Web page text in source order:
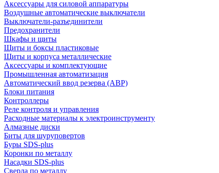
Аксессуары для силовой аппаратуры
Воздушные автоматические выключатели
Выключатели-разъединители
Предохранители
Шкафы и щиты
Щиты и боксы пластиковые
Щиты и корпуса металлические
Аксессуары и комплектующие
Промышленная автоматизация
Автоматический ввод резерва (АВР)
Блоки питания
Контроллеры
Реле контроля и управления
Расходные материалы к электроинструменту
Алмазные диски
Биты для шуруповертов
Буры SDS-plus
Коронки по металлу
Насадки SDS-plus
Сверла по металлу